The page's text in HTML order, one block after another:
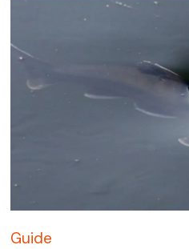
Guide